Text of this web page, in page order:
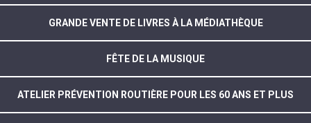
GRANDE VENTE DE LIVRES À LA MÉDIATHÈQUE
FÊTE DE LA MUSIQUE
ATELIER PRÉVENTION ROUTIÈRE POUR LES 60 ANS ET PLUS